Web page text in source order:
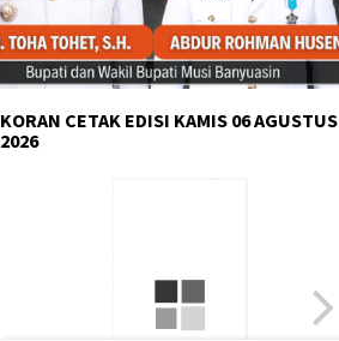
KORAN CETAK EDISI KAMIS 06 AGUSTUS
2026